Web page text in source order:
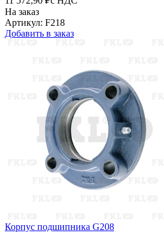
На заказ
Артикул: F218
Добавить в заказ
Корпус подшипника G208